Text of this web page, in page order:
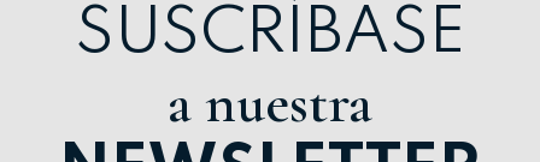
SUSCRÍBASE
a nuestra